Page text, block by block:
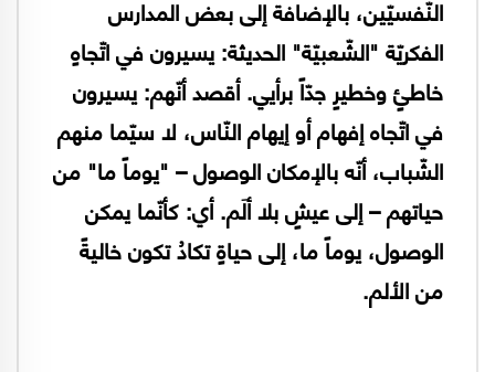
النّفسيّين، بالإضافة إلى بعض المدارس
الفكريّة "الشّعبيّة" الحديثة: يسيرون في اتّجاهٍ
خاطئٍ وخطيرٍ جدّاً برأيي. أقصد أنّهم: يسيرون
في اتّجاه إفهام أو إيهام النّاس، لا سيّما منهم
الشّباب، أنّه بالإمكان الوصول – "يوماً ما" من
حياتهم – إلى عيشٍ بلا ألَم. أي: كأنّما يمكن
الوصول، يوماً ما، إلى حياةٍ تكادُ تكون خاليةً
من الألم.